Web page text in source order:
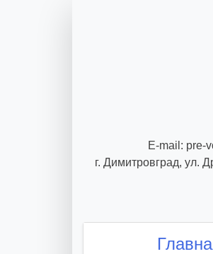
E-mail: pre-
г. Димитровград, ул.